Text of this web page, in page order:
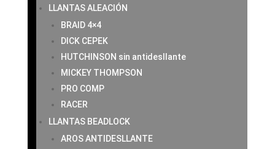
LLANTAS ALEACIÓN
BRAID 4×4
DICK CEPEK
HUTCHINSON sin antidesllante
MICKEY THOMPSON
PRO COMP
RACER
LLANTAS BEADLOCK
AROS ANTIDESLLANTE